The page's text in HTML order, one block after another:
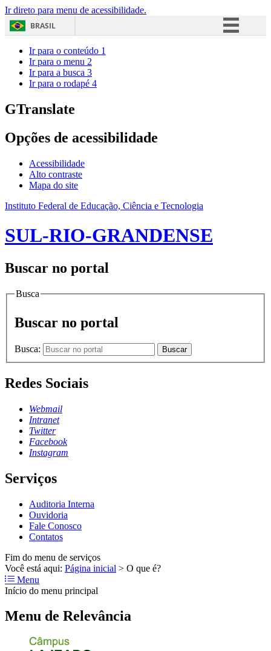
Ir direto para menu de acessibilidade.
BRASIL
Ir para o conteúdo 1
Ir para o menu 2
Ir para a busca 3
Ir para o rodapé 4
GTranslate
Opções de acessibilidade
Acessibilidade
Alto contraste
Mapa do site
Instituto Federal de Educação, Ciência e Tecnologia
SUL-RIO-GRANDENSE
Buscar no portal
Busca
Buscar no portal
Busca: Buscar
Redes Sociais
Webmail
Intranet
Twitter
Facebook
Instagram
Serviços
Auditoria Interna
Ouvidoria
Fale Conosco
Contatos
Fim do menu de serviços
Você está aqui: Página inicial > O que é?
Menu
Início do menu principal
Menu de Relevância